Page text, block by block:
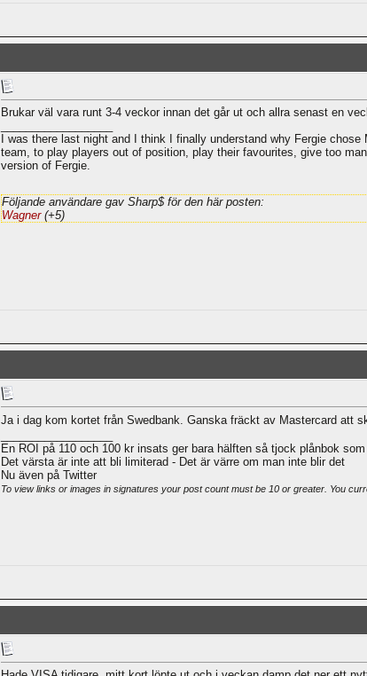
Brukar väl vara runt 3-4 veckor innan det går ut och allra senast en
I was there last night and I think I finally understand why Fergie
team, to play players out of position, play their favourites, give too
version of Fergie.
Följande användare gav Sharp$ för den här posten:
Wagner(+5)
Ja i dag kom kortet från Swedbank. Ganska fräckt av Mastercard att
En ROI på 110 och 100 kr insats ger bara hälften så tjock plånbok
Det värsta är inte att bli limiterad - Det är värre om man inte blir det
Nu även på Twitter
To view links or images in signatures your post count must be 10 or greater. You